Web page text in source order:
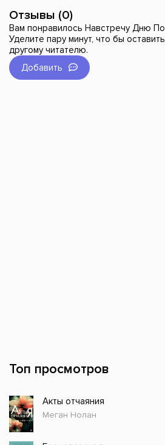
Отзывы (0)
Вам понравилось Навстречу Дню
Уделите пару минут, что бы
другому читателю.
Добавить
Топ просмотров
Акты отчаяния
Меган Нолан